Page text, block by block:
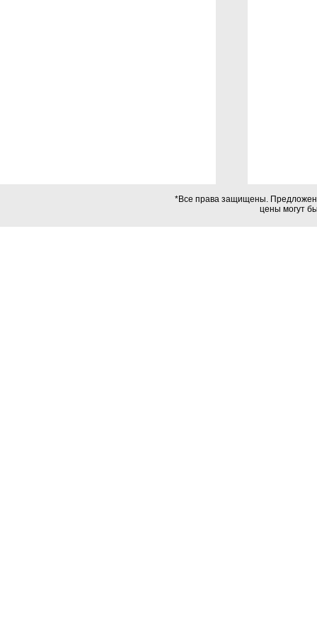
*Все права защищены.
цены могут